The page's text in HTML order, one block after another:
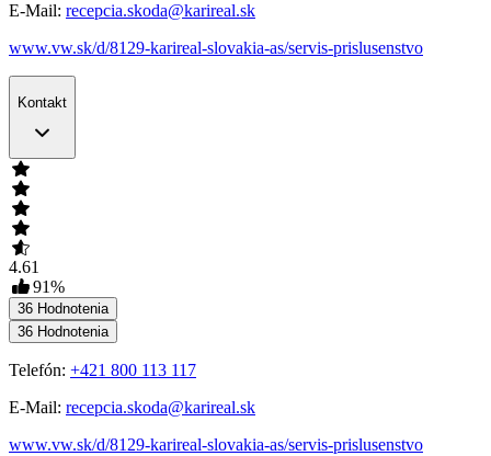
E-Mail: recepcia.skoda@karireal.sk
www.vw.sk/d/8129-karireal-slovakia-as/servis-prislusenstvo
Kontakt
4.61
91%
36 Hodnotenia
36 Hodnotenia
Telefón: +421 800 113 117
E-Mail: recepcia.skoda@karireal.sk
www.vw.sk/d/8129-karireal-slovakia-as/servis-prislusenstvo